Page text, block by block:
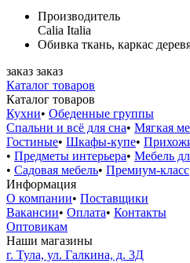
Производитель
Calia Italia
Обивка ткань, каркас
заказ заказ
Каталог товаров
Каталог товаров
Кухни• Обеденные группы
Спальни и всё для сна• Мягкая
Гостиные• Шкафы-купе•
• Предметы интерьера• Мебель
• Садовая мебель• Премиум-класс
Информация
О компании• Поставщики
Вакансии• Оплата• Контакты
Оптовикам
Наши магазины
г. Тула, ул. Галкина, д. 3Д